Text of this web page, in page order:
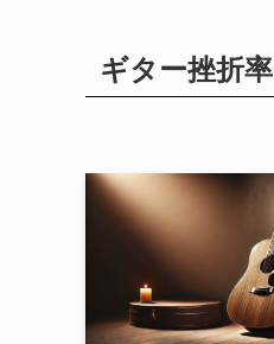
ギター挫折率